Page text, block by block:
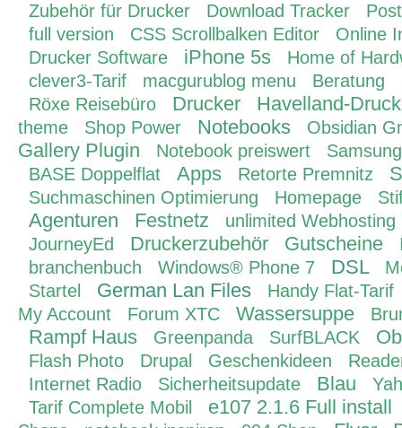
Zubehör für Drucker Download Tracker
full version
CSS Scrollbalken Editor
Online
Drucker Software
iPhone 5s
Home of
clever3-Tarif
macgurublog menu Beratung
Röxe Reisebüro
Drucker Havelland-
theme Shop Power Notebooks Obsidian
Gallery Plugin Notebook preiswert
BASE Doppelflat
Apps Retorte Premnitz
Suchmaschinen Optimierung Homepage
Agenturen Festnetz
unlimited Webhosting
JourneyEd
Druckerzubehör Gutscheine
branchenbuch
Windows® Phone 7 DSL
Startel
German Lan Files
Handy Flat-Tarif
My Account
Forum XTC Wassersuppe
Rampf Haus Greenpanda SurfBLACK
Flash Photo Drupal Geschenkideen
Internet Radio
Sicherheitsupdate Blau
Tarif Complete Mobil
e107 2.1.6 Full install